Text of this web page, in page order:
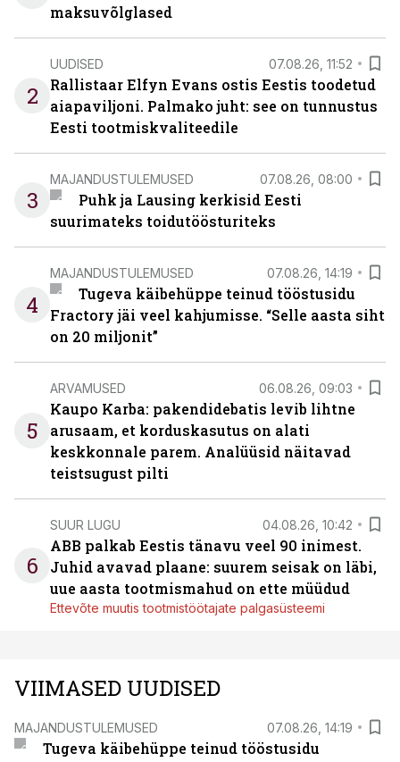
maksuvõlglased
2
UUDISED 07.08.26, 11:52
Rallistaar Elfyn Evans ostis Eestis toodetud
aiapaviljoni. Palmako juht: see on tunnustus
Eesti tootmiskvaliteedile
3
MAJANDUSTULEMUSED 07.08.26, 08:00
Puhk ja Lausing kerkisid Eesti
suurimateks toidutöösturiteks
4
MAJANDUSTULEMUSED 07.08.26, 14:19
Tugeva käibehüppe teinud tööstusidu
Fractory jäi veel kahjumisse. “Selle aasta siht
on 20 miljonit”
5
ARVAMUSED 06.08.26, 09:03
Kaupo Karba: pakendidebatis levib lihtne
arusaam, et korduskasutus on alati
keskkonnale parem. Analüüsid näitavad
teistsugust pilti
6
SUUR LUGU 04.08.26, 10:42
ABB palkab Eestis tänavu veel 90 inimest.
Juhid avavad plaane: suurem seisak on läbi,
uue aasta tootmismahud on ette müüdud
Ettevõte muutis tootmistöötajate palgasüsteemi
VIIMASED UUDISED
MAJANDUSTULEMUSED 07.08.26, 14:19
Tugeva käibehüppe teinud tööstusidu